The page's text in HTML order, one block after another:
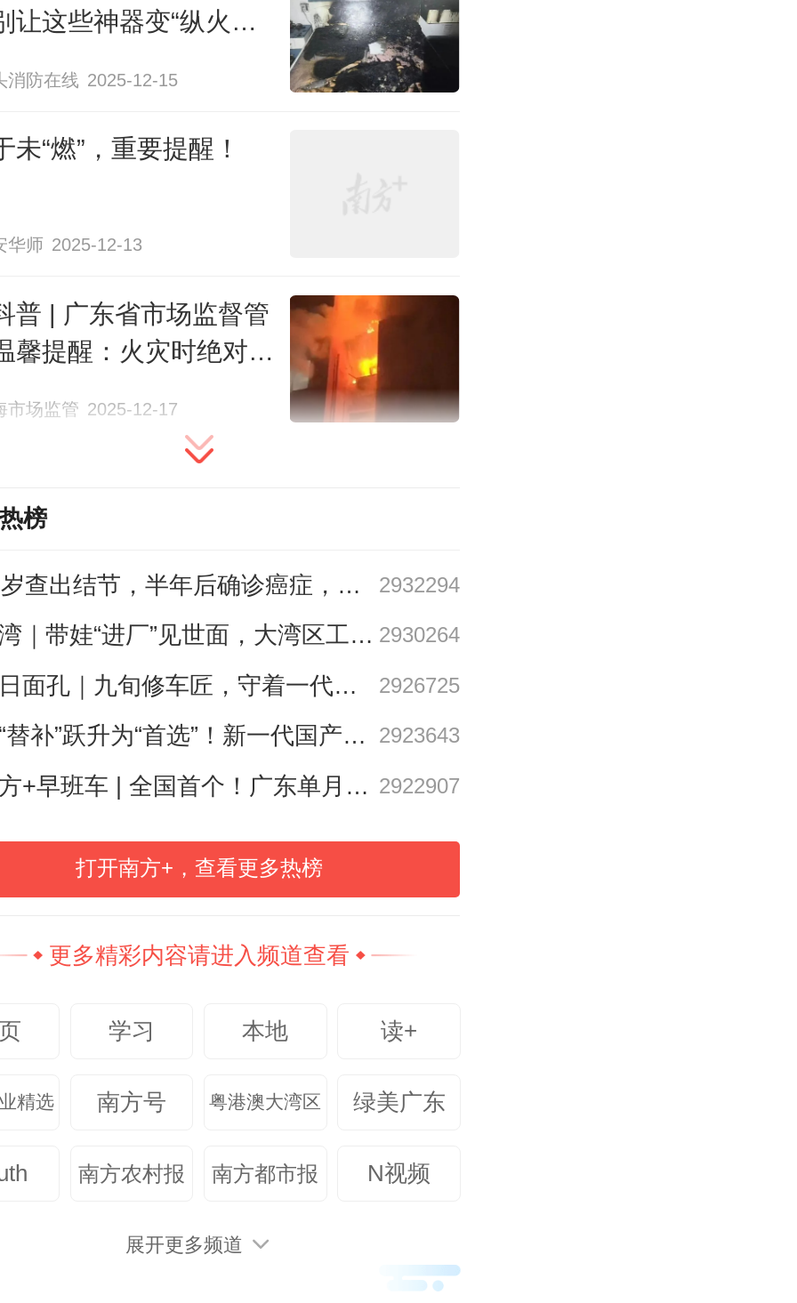
的插排
当的取暖器
似不起眼的小火苗
引发火灾事故
让这些神器变“纵火
消防在线 2025-12-15
未“燃”，重要提醒！
华师 2025-12-13
普 | 广东省市场监督管
馨提醒：火灾时绝对不
市场监管 2025-12-17
榜
27岁查出结节，半年后确诊癌症，甲状腺癌真的“懒”吗？ 2932294
遛湾｜带娃“进厂”见世面，大湾区工业研学攻略请查收 2930264
今日面孔｜九旬修车匠，守着一代又一代车轮转 2926725
从“替补”跃升为“首选”！新一代国产核心工业软件加速冲高端 2923643
南方+早班车 | 全国首个！广东单月用电量突破千亿千瓦时 2922907
打开南方+，查看更多热榜
更多精彩内容请进入频道查看
学习 本地 读+
精选 南方号 粤港澳大湾区 绿美广东
南方农村报 南方都市报 N视频
展开更多频道